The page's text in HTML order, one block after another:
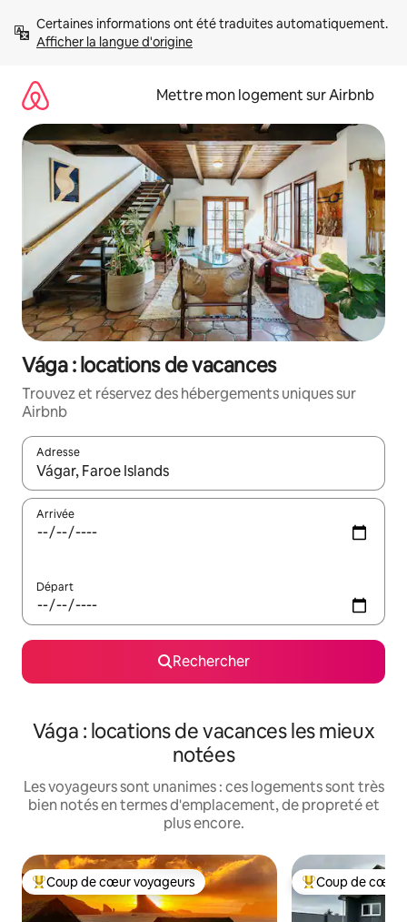
directement
Afficher la langue d'origine
Mettre mon logement sur Airbnb
Vága : locations de vacances
Trouvez et réservez des hébergements uniques sur
Airbnb
Adresse
Lorsque les résultats s'affichent, utilisez les flèches vers le
Arrivée
Départ
Rechercher
Vága : locations de vacances les mieux
notées
Les voyageurs sont unanimes : ces logements sont très
bien notés en termes d'emplacement, de propreté et
plus encore.
Coups de cœur voyageurs les plus appréciés
Coup de cœur voyageurs Coups de cœur
Coup de cœur